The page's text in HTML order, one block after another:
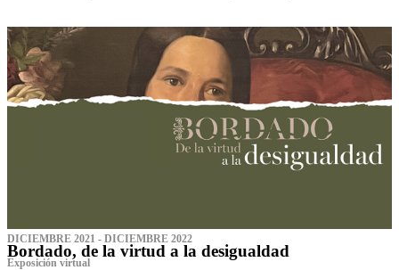
DICIEMBRE 2021 - DICIEMBRE 2022
Bordado, de la virtud a la desigualdad
Exposición virtual‌